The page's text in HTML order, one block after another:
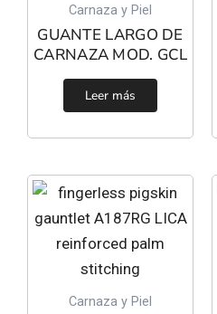
Carnaza y Piel
GUANTE LARGO DE
CARNAZA MOD. GCL
Leer más
Carnaza y Piel